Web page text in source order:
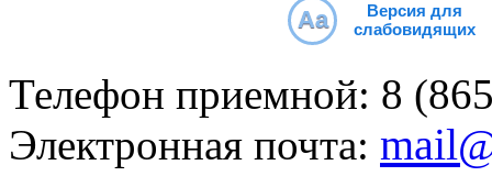
Aa
Версия для
слабовидящих
Телефон приемной: 8
Электронная почта: